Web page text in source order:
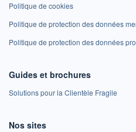
Politique de cookies
Politique de protection des données
Politique de protection des données
Guides et brochures
Solutions pour la Clientèle Fragile
Nos sites